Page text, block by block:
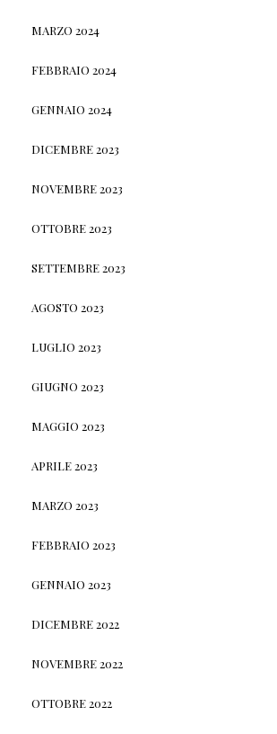
MARZO 2024
FEBBRAIO 2024
GENNAIO 2024
DICEMBRE 2023
NOVEMBRE 2023
OTTOBRE 2023
SETTEMBRE 2023
AGOSTO 2023
LUGLIO 2023
GIUGNO 2023
MAGGIO 2023
APRILE 2023
MARZO 2023
FEBBRAIO 2023
GENNAIO 2023
DICEMBRE 2022
NOVEMBRE 2022
OTTOBRE 2022